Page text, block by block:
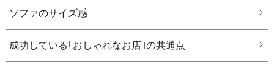
ソファのサイズ感
成功している｢おしゃれなお店｣の共通点